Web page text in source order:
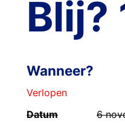
Blij?
Wanneer?
Verlopen
Datum
6